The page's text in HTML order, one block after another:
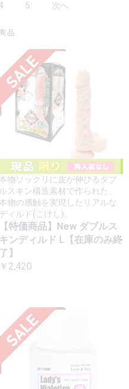
5 次へ
品
本物ソックリに皮が伸びるダブ
ルスキン構造素材で作られた、
本物の感触を実現したリアルな
ディルド(こけし)。
【特価商品】New ダブルス
キンディルド L【在庫のみ終
了】
￥2,420